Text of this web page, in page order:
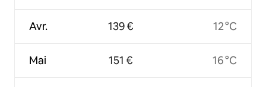
Avr.
Mai
139 €
151 €
12 °C
16 °C